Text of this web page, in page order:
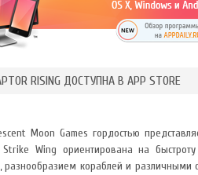
RISING ДОСТУПНА В APP STORE
Moon Games гордостью
Wing ориентирована на
кораблей и различными